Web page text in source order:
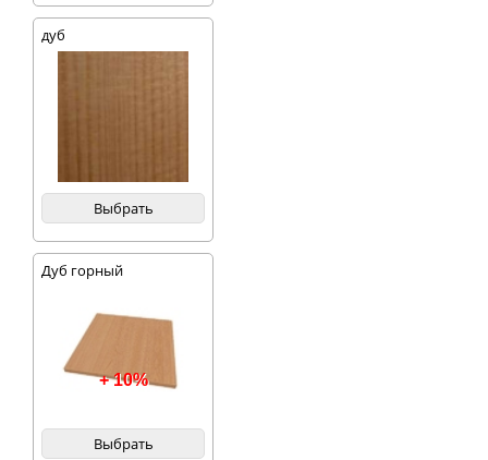
дуб
Выбрать
Дуб горный
+ 10%
Выбрать